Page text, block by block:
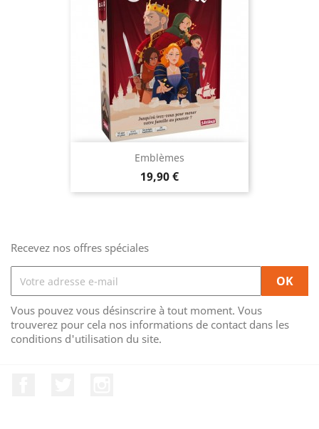
Emblèmes
Prix
19,90 €
Recevez nos offres spéciales
Vous pouvez vous désinscrire à tout moment. Vous
trouverez pour cela nos informations de contact dans les
conditions d'utilisation du site.